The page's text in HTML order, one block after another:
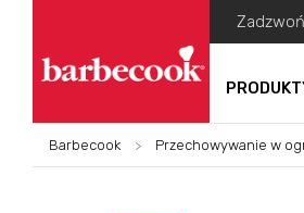
Barbecook > Przechowywanie w